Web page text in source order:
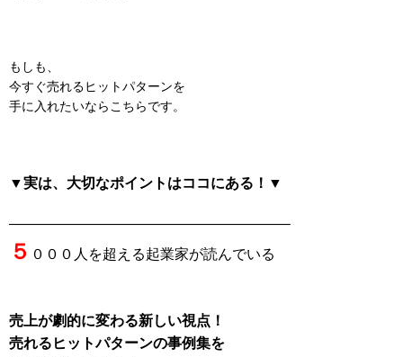
もしも、
今すぐ売れるヒットパターンを
手に入れたいならこちらです。
▼実は、大切なポイントはココにある！▼
———————————————————–
５ ０００人を超える起業家が読んでいる
売上が劇的に変わる新しい視点！
売れるヒットパターンの事例集を